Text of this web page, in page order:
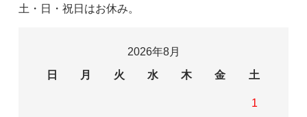
土・日・祝日はお休み。
2026年8月
日
月 火 水 木 金 土
1